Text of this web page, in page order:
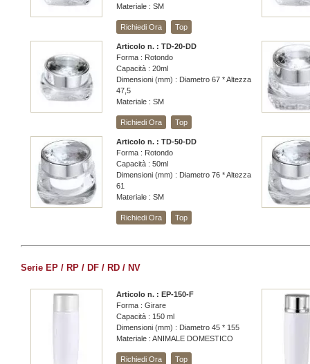
Materiale : SM
Richiedi Ora Top
Articolo n. : TD-20-DD
Forma : Rotondo
Capacità : 20ml
Dimensioni (mm) : Diametro 67 * Altezza
47,5
Materiale : SM
Richiedi Ora Top
Articolo n. : TD-50-DD
Forma : Rotondo
Capacità : 50ml
Dimensioni (mm) : Diametro 76 * Altezza
61
Materiale : SM
Richiedi Ora Top
Serie EP / RP / DF / RD / NV
Articolo n. : EP-150-F
Forma : Girare
Capacità : 150 ml
Dimensioni (mm) : Diametro 45 * 155
Materiale : ANIMALE DOMESTICO
Richiedi Ora Top